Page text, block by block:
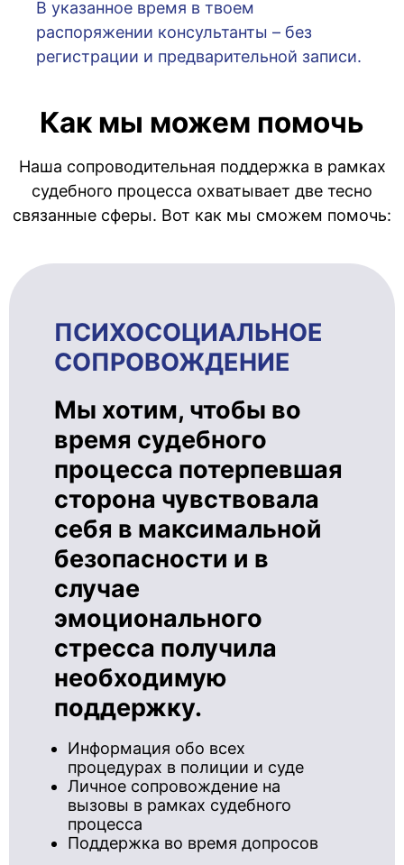
В указанное время в твоем
распоряжении консультанты – без
регистрации и предварительной записи.
Как мы можем помочь
Наша сопроводительная поддержка в рамках
судебного процесса охватывает две тесно
связанные сферы. Вот как мы сможем помочь:
ПСИХОСОЦИ­АЛЬ­НОЕ
СОПРОВОЖ­ДЕ­НИЕ
Мы хотим, чтобы во
время судебного
процесса потерпевшая
сторона чувствовала
себя в максимальной
безопасности и в
случае
эмоционального
стресса получила
необходимую
поддержку.
Информация обо всех
процедурах в полиции и суде
Личное сопровождение на
вызовы в рамках судебного
процесса
Поддержка во время допросов